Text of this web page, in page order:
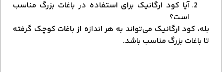
آیا کود ارگانیک برای استفاده در باغات بزرگ مناسب
است؟
بله، کود ارگانیک می‌تواند به هر اندازه از باغات کوچک گرفته
تا باغات بزرگ مناسب باشد.